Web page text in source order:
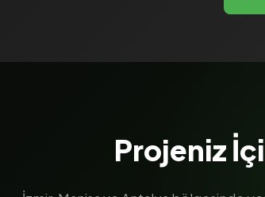
Projeniz